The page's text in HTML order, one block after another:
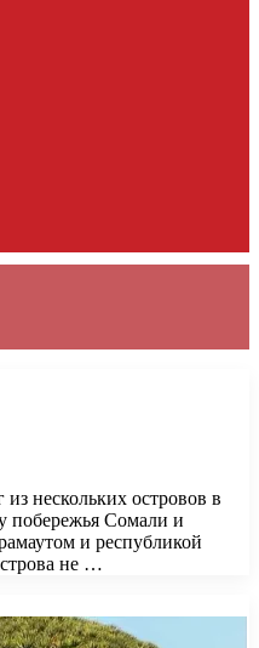
нескольких островов в
побережья Сомали и
и республикой
не …